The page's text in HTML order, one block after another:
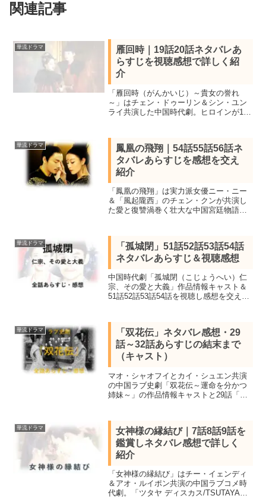
関連記事
華流ドラマ
雁回時｜19話20話ネタバレあ
らすじを視聴感想で詳しく紹
介
「雁回時（がんかいじ）～貴女の誉れ
～」はチェン・ドゥーリン＆シン・ユン
ライ共演した中国時代劇。ヒロインが17
し全話あらすじ一覧、19話20話をネタバ
レ感想で詳しく紹介
華流ドラマ
鳳凰の飛翔｜54話55話56話ネ
タバレあらすじを感想を交え
紹介
「鳳凰の飛翔」は実力派女優ニー・ニー
＆「風起隴西」のチェン・クンが共演し
た愛と復讐渦巻く壮大な中国宮廷物語。
を感想を交え詳しく紹介します。
華流ドラマ
「孤城閉」51話52話53話54話
ネタバレあらすじ＆視聴感想
中国時代劇「孤城閉（こじょうへい）仁
宗、その愛と大義」作品情報キャスト＆
51話52話53話54話を視聴し感想を交えネ
巻く人々の運命を描いた歴史超大作
華流ドラマ
「双花伝」ネタバレ感想・29
話～32話あらすじの結末まで
（キャスト）
マオ・シャオフイとカイ・シュエン共演
の中国ラブ史劇「双花伝～運命を分かつ
姉妹～」の作品情報キャストと29話「疑
タバレあらすじを感想を交え紹介。
華流ドラマ
女神様の縁結び｜7話8話9話を
鑑賞しネタバレ感想で詳しく
紹介
「女神様の縁結び」はチー・イェンディ
＆アオ・ルイポン共演の中国ラブコメ時
代劇。「ツタヤ ディスカス/TSUTAYA